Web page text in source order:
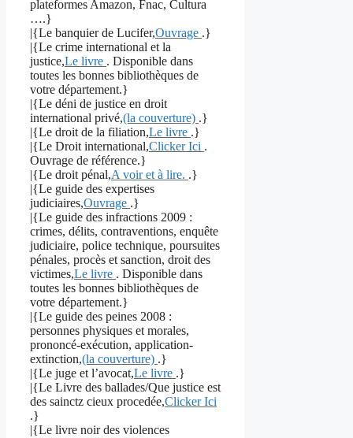
plateformes Amazon, Fnac, Cultura
….}
|{Le banquier de Lucifer,Ouvrage .}
|{Le crime international et la
justice,Le livre . Disponible dans
toutes les bonnes bibliothèques de
votre département.}
|{Le déni de justice en droit
international privé,(la couverture) .}
|{Le droit de la filiation,Le livre .}
|{Le Droit international,Clicker Ici .
Ouvrage de référence.}
|{Le droit pénal,A voir et à lire. .}
|{Le guide des expertises
judiciaires,Ouvrage .}
|{Le guide des infractions 2009 :
crimes, délits, contraventions, enquête
judiciaire, police technique, poursuites
pénales, procès et sanction, droit des
victimes,Le livre . Disponible dans
toutes les bonnes bibliothèques de
votre département.}
|{Le guide des peines 2008 :
personnes physiques et morales,
prononcé-exécution, application-
extinction,(la couverture) .}
|{Le juge et l’avocat,Le livre .}
|{Le Livre des ballades/Que justice est
des sainctz cieux procedée,Clicker Ici
.}
|{Le livre noir des violences